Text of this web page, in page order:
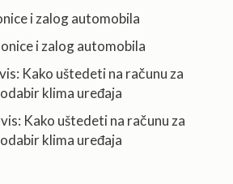
i zalog automobila
i zalog automobila
Kako uštedeti na računu za
klima uređaja
Kako uštedeti na računu za
klima uređaja